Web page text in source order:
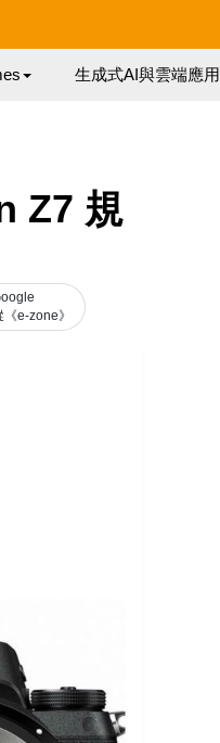
生成式AI與雲端應用
Z7 規
《e-zone》